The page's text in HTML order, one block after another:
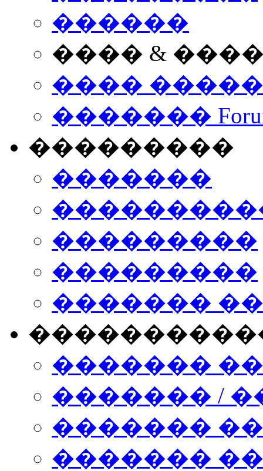
������
���� &
����
�������
���������
�������
���������
���������
�������
�������
������� /
�������
������� ���